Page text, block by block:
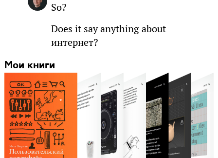
So?
Does it say anything about
интернет?
Мои книги